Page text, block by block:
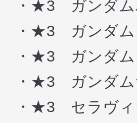
・★3 ガンダム
・★3 ガンダム
・★3 ガンダム
・★3 ガンダ
・★3 セラヴィ